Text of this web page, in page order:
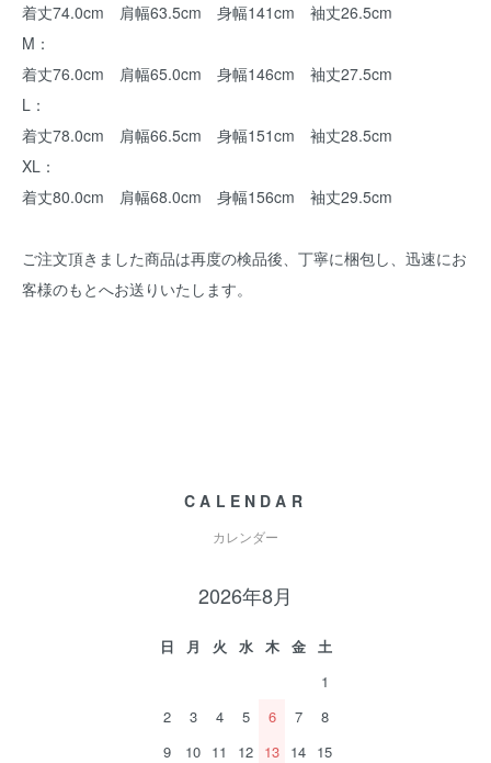
着丈74.0cm 肩幅63.5cm 身幅141cm 袖丈26.5cm
M：
着丈76.0cm 肩幅65.0cm 身幅146cm 袖丈27.5cm
L：
着丈78.0cm 肩幅66.5cm 身幅151cm 袖丈28.5cm
XL：
着丈80.0cm 肩幅68.0cm 身幅156cm 袖丈29.5cm
ご注文頂きました商品は再度の検品後、丁寧に梱包し、迅速にお
客様のもとへお送りいたします。
CALENDAR
カレンダー
2026年8月
日 月 火 水 木 金
土
1
2
3 4 5 6 7
8
9
10 11 12 13 14 15